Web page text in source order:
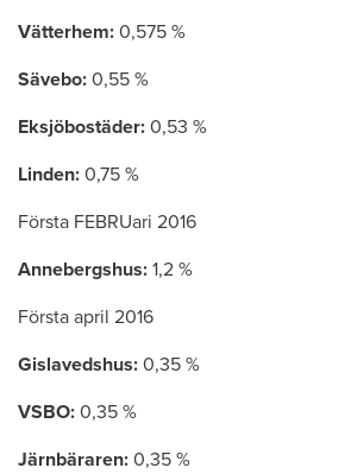
Vätterhem: 0,575 %
Sävebo: 0,55 %
Eksjöbostäder: 0,53 %
Linden: 0,75 %
Första FEBRUari 2016
Annebergshus: 1,2 %
Första april 2016
Gislavedshus: 0,35 %
VSBO: 0,35 %
Järnbäraren: 0,35 %